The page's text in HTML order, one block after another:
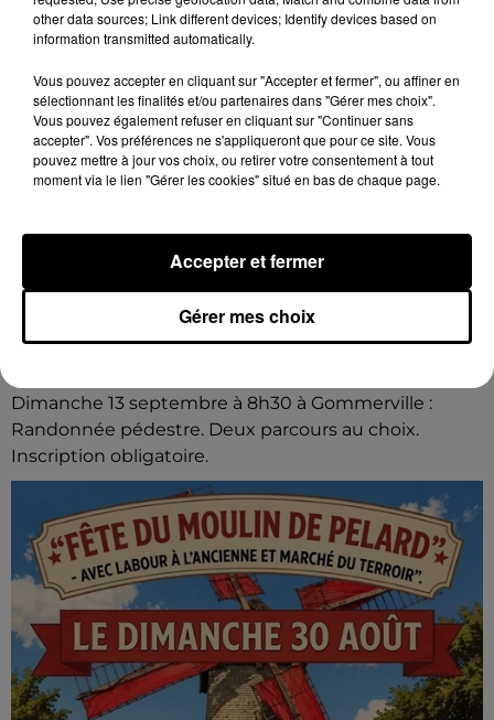
Dimanche 13 septembre à 8h30 à Gommerville :
Randonnée pédestre. Deux parcours au choix.
Inscription obligatoire.
other data sources; Link different devices; Identify devices based on
information transmitted automatically.
Vous pouvez accepter en cliquant sur "Accepter et fermer", ou affiner en
sélectionnant les finalités et/ou partenaires dans "Gérer mes choix".
Vous pouvez également refuser en cliquant sur "Continuer sans
accepter". Vos préférences ne s'appliqueront que pour ce site. Vous
pouvez mettre à jour vos choix, ou retirer votre consentement à tout
moment via le lien "Gérer les cookies" situé en bas de chaque page.
Gérer mes choix
Accepter et fermer